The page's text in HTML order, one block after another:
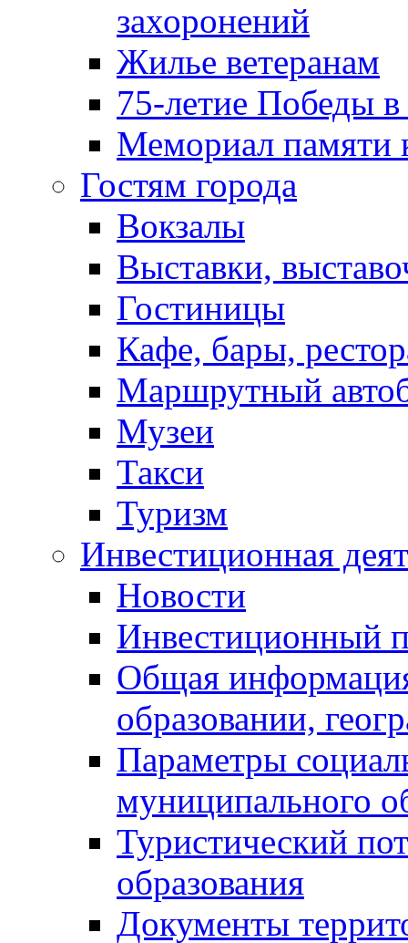
захоронений
Жилье ветеранам
75-летие Победы
Мемориал памяти
Гостям города
Вокзалы
Выставки,
Гостиницы
Кафе, бары,
Маршрутный
Музеи
Такси
Туризм
Инвестиционная
Новости
Инвестиционный
Общая
образовании,
Параметры
муниципального
Туристический
образования
Документы